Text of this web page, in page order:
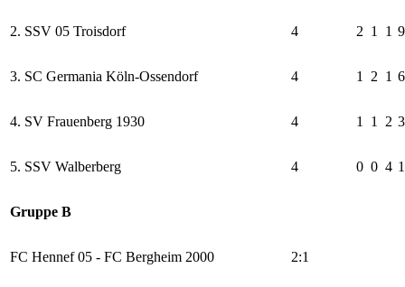
2. SSV 05 Troisdorf 4 2 1 1
3. SC Germania Köln-Ossendorf 4 1 2 1
4. SV Frauenberg 1930 4 1 1 2
5. SSV Walberberg 4 0 0 4
Gruppe B
FC Hennef 05 - FC Bergheim 2000 2:1